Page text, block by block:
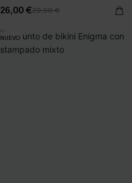
26,00 €29,00 €
NUEVO